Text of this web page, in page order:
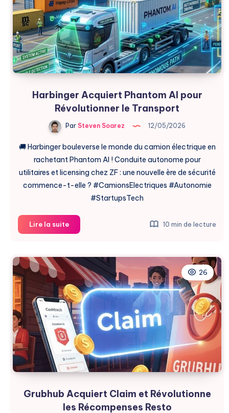
:
La
FinTech
Révolutionne
Pour
Gen
Z
Harbinger Acquiert Phantom AI pour
Révolutionner le Transport
Par Steven Soarez 12/05/2026
🚚 Harbinger bouleverse le monde du camion électrique en
rachetant Phantom AI ! Conduite autonome pour
utilitaires et licensing chez ZF : une nouvelle ère de sécurité
commence-t-elle ? #CamionsElectriques #Autonomie
#StartupsTech
Lire la suiteHarbinger
Acquiert
AI
pour
Révolutionner
le
Transport
10 min de lecture
26
Grubhub Acquiert Claim et Révolutionne
les Récompenses Resto